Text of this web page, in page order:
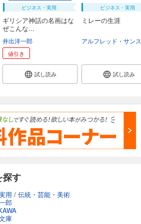
ビジネス・実用
ギリシア神話の名画はな
ぜこんな...
井出洋一郎
値引き
試し読み
ビジネス・実用
ミレーの生涯
試し読み
探す
用 / 伝統・芸能・美術
郎
庫